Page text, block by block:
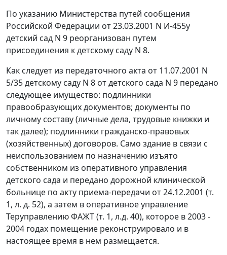
По указанию Министерства путей сообщения
Российской Федерации от 23.03.2001 N И-455у
детский сад N 9 реорганизован путем
присоединения к детскому саду N 8.
Как следует из передаточного акта от 11.07.2001 N
5/35 детскому саду N 8 от детского сада N 9 передано
следующее имущество: подлинники
правообразующих документов; документы по
личному составу (личные дела, трудовые книжки и
так далее); подлинники гражданско-правовых
(хозяйственных) договоров. Само здание в связи с
неиспользованием по назначению изъято
собственником из оперативного управления
детского сада и передано дорожной клинической
больнице по акту приема-передачи от 24.12.2001 (т.
1, л. д. 52), а затем в оперативное управление
Теруправлению ФАЖТ (т. 1, л.д. 40), которое в 2003 -
2004 годах помещение реконструировало и в
настоящее время в нем размещается.